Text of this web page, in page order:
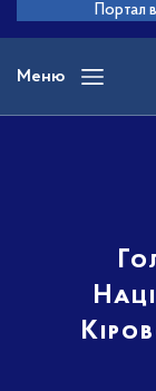
основного
вмісту
Портал
Меню